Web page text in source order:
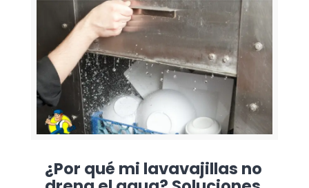
¿Por qué mi lavavajillas no